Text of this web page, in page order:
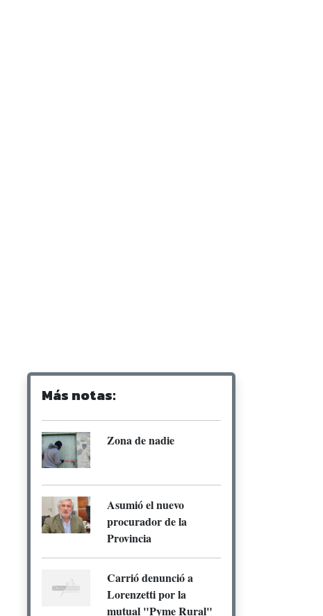
Más notas:
Zona de nadie
Asumió el nuevo
procurador de la
Provincia
Carrió denunció a
Lorenzetti por la
mutual "Pyme Rural"